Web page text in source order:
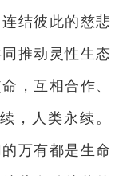
结彼此的慈悲
推动灵性生态
，互相合作、
，人类永续。
万有都是生命